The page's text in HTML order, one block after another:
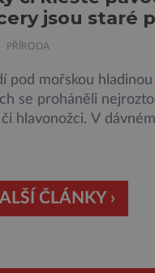
je mu valná část
jsou staré
PŘÍRODA
pod mořskou
se proháněli
hlavonožci. V
právě […]
ČLÁNKY ›